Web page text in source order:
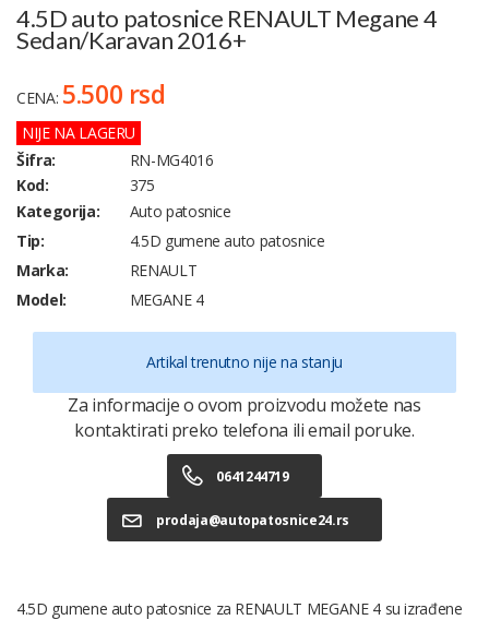
4.5D auto patosnice RENAULT Megane 4
Sedan/Karavan 2016+
CENA: 5.500 rsd
NIJE NA LAGERU
Šifra:
RN-MG4016
Kod:
375
Kategorija:
Auto patosnice
Tip:
4.5D gumene auto patosnice
Marka:
RENAULT
Model:
MEGANE 4
Artikal trenutno nije na stanju
Za informacije o ovom proizvodu možete nas
kontaktirati preko telefona ili email poruke.
0641244719
prodaja@autopatosnice24.rs
4.5D gumene auto patosnice za RENAULT MEGANE 4 su izrađene